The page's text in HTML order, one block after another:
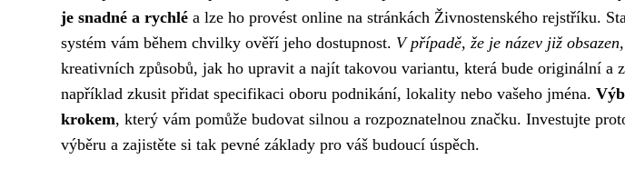
je snadné a rychlé a lze ho provést online na stránkách Živnostenského rejstříku.
systém vám během chvilky ověří jeho dostupnost. V případě, že je název již
kreativních způsobů, jak ho upravit a najít takovou variantu, která bude originální a
například zkusit přidat specifikaci oboru podnikání, lokality nebo vašeho jména.
krokem, který vám pomůže budovat silnou a rozpoznatelnou značku. Investujte
výběru a zajistěte si tak pevné základy pro váš budoucí úspěch.